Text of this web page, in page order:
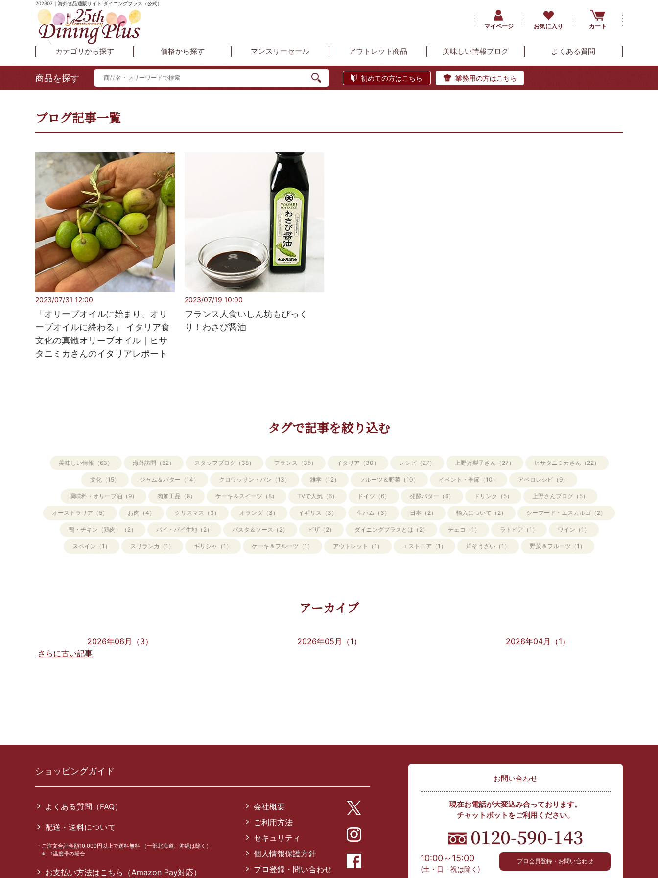
202307｜海外食品通販サイト ダイニングプラス（公式）
マイページ お気に入り カート
カテゴリから探す 価格から探す マンスリーセール アウトレット商品 美味しい情報ブログ よくある質問
商品を探す 初めての方はこちら 業務用の方はこちら
ブログ記事一覧
2023/07/31 12:00
「オリーブオイルに始まり、オリ
ーブオイルに終わる」 イタリア食
文化の真髄オリーブオイル｜ヒサ
タニミカさんのイタリアレポート
2023/07/19 10:00
フランス人食いしん坊もびっく
り！わさび醤油
タグで記事を絞り込む
美味しい情報（63） 海外訪問（62） スタッフブログ（38） フランス（35） イタリア（30） レシピ（27） 上野万梨子さん（27） ヒサタニミカさん（22）
文化（15） ジャム＆バター（14） クロワッサン・パン（13） 雑学（12） フルーツ＆野菜（10） イベント・季節（10） アペロレシピ（9）
調味料・オリーブ油（9） 肉加工品（8） ケーキ＆スイーツ（8） TVで人気（6） ドイツ（6） 発酵バター（6） ドリンク（5） 上野さんブログ（5）
オーストラリア（5） お肉（4） クリスマス（3） オランダ（3） イギリス（3） 生ハム（3） 日本（2） 輸入について（2） シーフード・エスカルゴ（2）
鴨・チキン（鶏肉）（2） パイ・パイ生地（2） パスタ＆ソース（2） ピザ（2） ダイニングプラスとは（2） チェコ（1） ラトビア（1） ワイン（1）
スペイン（1） スリランカ（1） ギリシャ（1） ケーキ＆フルーツ（1） アウトレット（1） エストニア（1） 洋そうざい（1） 野菜＆フルーツ（1）
アーカイブ
2026年06月（3） 2026年05月（1）
2026年04月（1）
さらに古い記事
ショッピングガイド
よくある質問（FAQ）
配送・送料について
ご注文合計金額10,000円以上で送料無料 （一部北海道、沖縄は除く）
※ 1温度帯の場合
お支払い方法はこちら（Amazon Pay対応）
会社概要
ご利用方法
セキュリティ
個人情報保護方針
プロ登録・問い合わせ
お問い合わせ
現在お電話が大変込み合っております。
チャットボットをご利用ください。
10:00～15:00
(土・日・祝は除く)
プロ会員登録・お問い合わせ